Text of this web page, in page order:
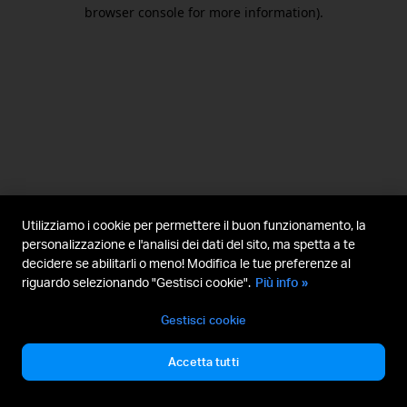
browser console for more information).
Utilizziamo i cookie per permettere il buon funzionamento, la
personalizzazione e l'analisi dei dati del sito, ma spetta a te
decidere se abilitarli o meno! Modifica le tue preferenze al
riguardo selezionando "Gestisci cookie". Più info »
Gestisci cookie
Accetta tutti